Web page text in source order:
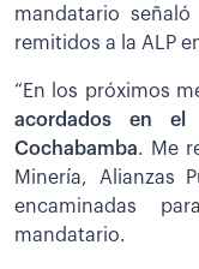
mandatario
remitidos a la ALP
“En los próximos
acordados en
Cochabamba. Me
Minería, Alianzas
encaminadas
mandatario.